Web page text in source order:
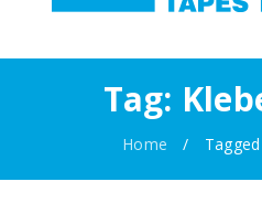
Tag:
Home /